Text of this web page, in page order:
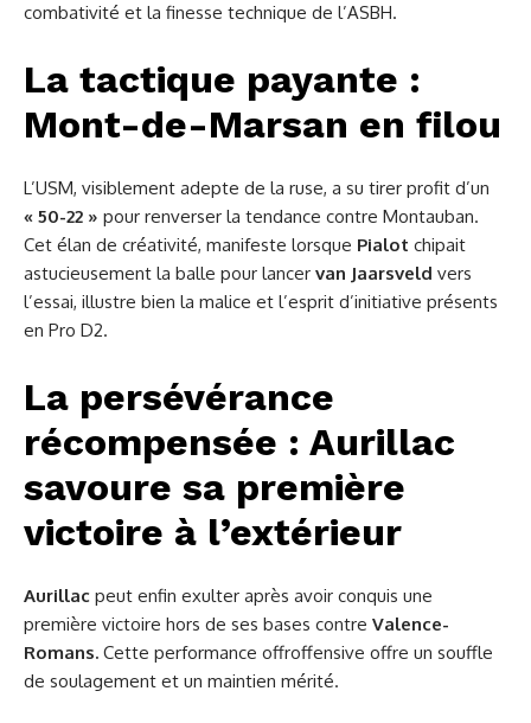
combativité et la finesse technique de l’ASBH.
La tactique payante :
Mont-de-Marsan en filou
L’USM, visiblement adepte de la ruse, a su tirer profit d’un
« 50-22 » pour renverser la tendance contre Montauban.
Cet élan de créativité, manifeste lorsque Pialot chipait
astucieusement la balle pour lancer van Jaarsveld vers
l’essai, illustre bien la malice et l’esprit d’initiative présents
en Pro D2.
La persévérance
récompensée : Aurillac
savoure sa première
victoire à l’extérieur
Aurillac peut enfin exulter après avoir conquis une
première victoire hors de ses bases contre Valence-
Romans. Cette performance offroffensive offre un souffle
de soulagement et un maintien mérité.